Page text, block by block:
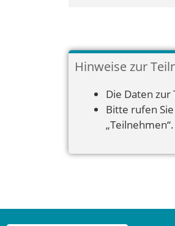
Hinweise zur
Die Daten zur
Bitte rufen
„Teilnehmen“.